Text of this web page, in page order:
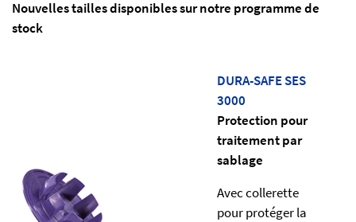
Nouvelles tailles disponibles sur notre programme de
stock
DURA-SAFE SES
3000
Protection pour
traitement par
sablage
Avec collerette
pour protéger la